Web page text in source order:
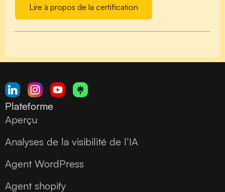
Lire à propos de la certification
Plateforme
Aperçu
Analyses de la visibilité de l’IA
Agent WordPress
Agent shopify